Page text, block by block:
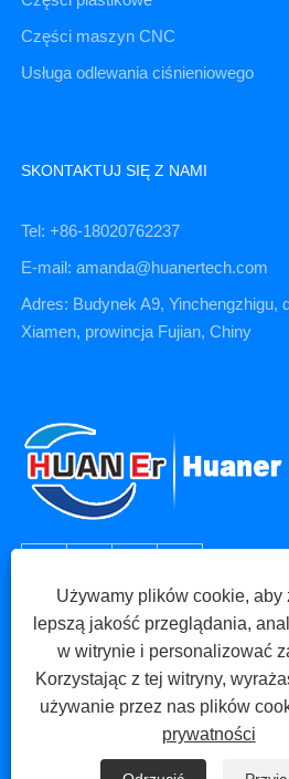
Części maszyn CNC
Usługa odlewania ciśnieniowego
SKONTAKTUJ SIĘ Z NAMI
Tel: +86-18020762237
E-mail: amanda@huanertech.com
Adres: Budynek A9, Yinchengzhigu,
Xiamen, prowincja Fujian, Chiny
Prawa autorskie © 2023 Xiamen Huaner
maszyn CNC, Części do obróbki CNC,
Sitemap RSS XML Polityka
Używamy plików cookie, aby
lepszą jakość przeglądania,
w witrynie i personalizować
Korzystając z tej witryny,
używanie przez nas plików
prywatności